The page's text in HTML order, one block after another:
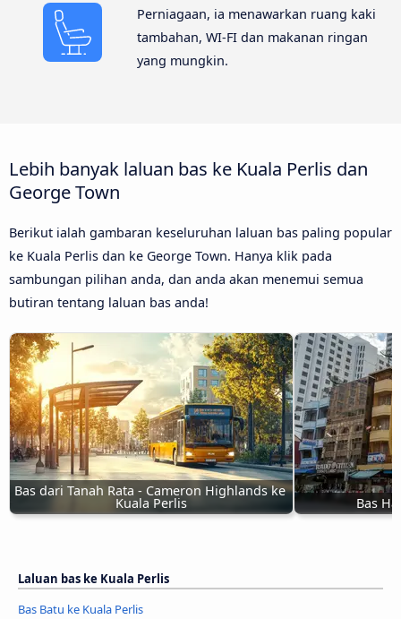
Perniagaan, ia menawarkan ruang kaki
tambahan, WI-FI dan makanan ringan
yang mungkin.
Lebih banyak laluan bas ke Kuala Perlis dan
George Town
Berikut ialah gambaran keseluruhan laluan bas paling popular
ke Kuala Perlis dan ke George Town. Hanya klik pada
sambungan pilihan anda, dan anda akan menemui semua
butiran tentang laluan bas anda!
Bas dari Tanah Rata - Cameron Highlands ke
Kuala Perlis Bas
Laluan bas ke Kuala Perlis
Bas Batu ke Kuala Perlis